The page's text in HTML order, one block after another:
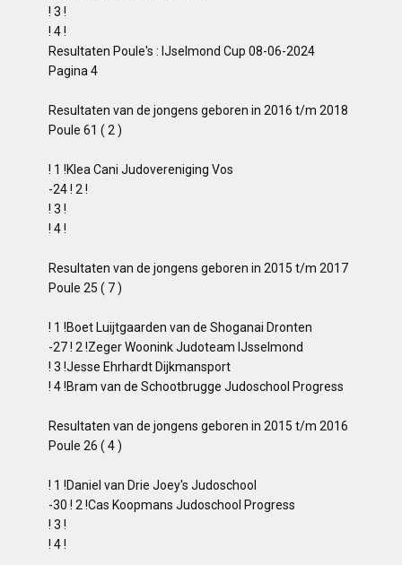
! 3 !
! 4 !
Resultaten Poule's : IJselmond Cup 08-06-2024
Pagina 4
Resultaten van de jongens geboren in 2016 t/m 2018
Poule 61 ( 2 )
! 1 !Klea Cani Judovereniging Vos
-24 ! 2 !
! 3 !
! 4 !
Resultaten van de jongens geboren in 2015 t/m 2017
Poule 25 ( 7 )
! 1 !Boet Luijtgaarden van de Shoganai Dronten
-27 ! 2 !Zeger Woonink Judoteam IJsselmond
! 3 !Jesse Ehrhardt Dijkmansport
! 4 !Bram van de Schootbrugge Judoschool Progress
Resultaten van de jongens geboren in 2015 t/m 2016
Poule 26 ( 4 )
! 1 !Daniel van Drie Joey's Judoschool
-30 ! 2 !Cas Koopmans Judoschool Progress
! 3 !
! 4 !